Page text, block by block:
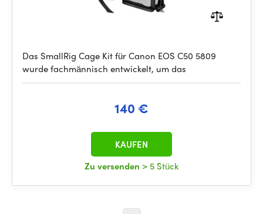
Das SmallRig Cage Kit für Canon EOS C50 5809
wurde fachmännisch entwickelt, um das
140 €
Zu versenden > 5 Stück
KAUFEN